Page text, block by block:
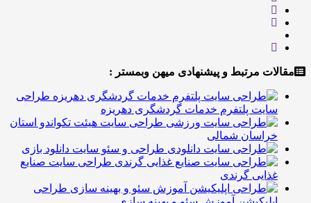
مرتبط و پیشنهادی میهن وبمستر :
طراحی
پلتفرم خدمات گردشگری دهریزه
طراحی سایت هیئت تکواندو استان
شمالی
طراحی و سئو سایت دانلود بازی
طراحی سایت صنایع
گرندی
طراحی